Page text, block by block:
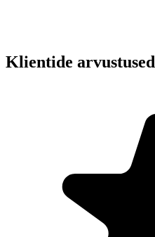
Klientide arvustused